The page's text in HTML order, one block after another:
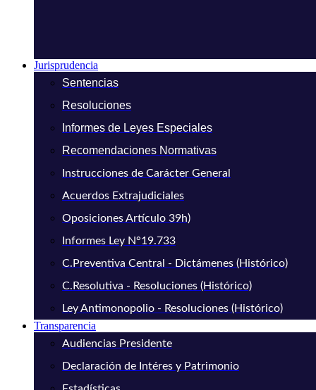
Jurisprudencia
Sentencias
Resoluciones
Informes de Leyes Especiales
Recomendaciones Normativas
Instrucciones de Carácter General
Acuerdos Extrajudiciales
Oposiciones Artículo 39h)
Informes Ley N°19.733
C.Preventiva Central - Dictámenes (Histórico)
C.Resolutiva - Resoluciones (Histórico)
Ley Antimonopolio - Resoluciones (Histórico)
Transparencia
Audiencias Presidente
Declaración de Intéres y Patrimonio